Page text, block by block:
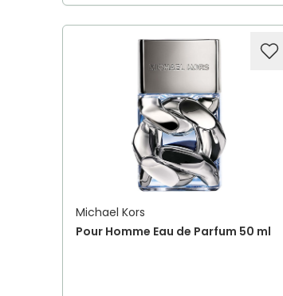
Michael Kors
Pour Homme Eau de Parfum 50 ml